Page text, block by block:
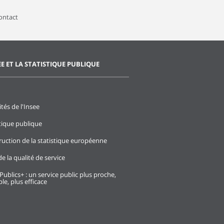
ET LA STATISTIQUE PUBLIQUE
de l'Insee
publique
de la statistique européenne
la qualité de service
: un service public plus proche,
plus efficace